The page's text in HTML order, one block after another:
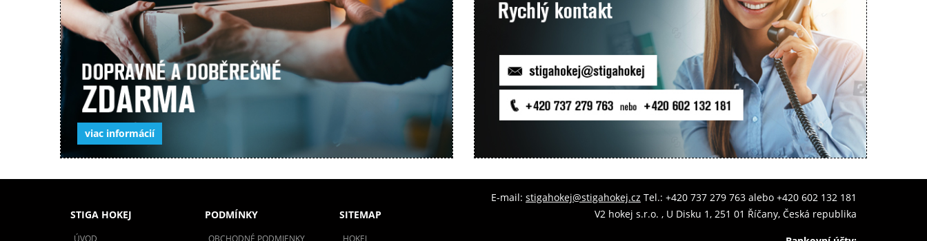
viac informácií
STIGA HOKEJ PODMÍNKY SITEMAP
E-mail: stigahokej@stigahokej.cz Tel.: +420 737 279 763 alebo +420 602 132 181
V2 hokej s.r.o. , U Disku 1, 251 01 Říčany, Česká republika